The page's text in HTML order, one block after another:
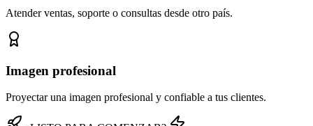
Atender ventas, soporte o consultas desde otro país.
Imagen profesional
Proyectar una imagen profesional y confiable a tus clientes.